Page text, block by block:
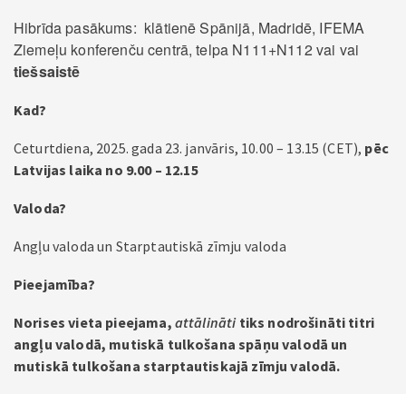
Hibrīda pasākums: klātienē Spānijā, Madridē, IFEMA
Ziemeļu konferenču centrā, telpa N111+N112 vai vai
tiešsaistē
Kad?
Ceturtdiena, 2025. gada 23. janvāris, 10.00 – 13.15 (CET), pēc
Latvijas laika no 9.00 – 12.15
Valoda?
Angļu valoda un Starptautiskā zīmju valoda
Pieejamība?
Norises vieta pieejama, attālinātitiks nodrošināti titri
angļu valodā, mutiskā tulkošana spāņu valodā un
mutiskā tulkošana starptautiskajā zīmju valodā.